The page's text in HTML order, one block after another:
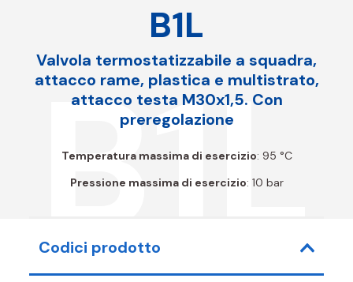
B1L
B1L
Valvola termostatizzabile a squadra,
attacco rame, plastica e multistrato,
attacco testa M30x1,5. Con
preregolazione
Temperatura massima di esercizio: 95 °C
Pressione massima di esercizio: 10 bar
Codici prodotto